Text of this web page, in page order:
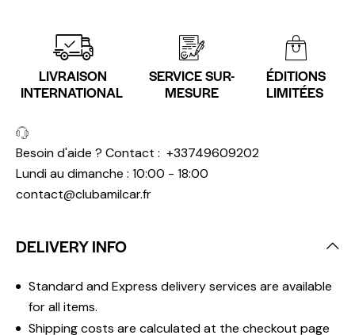
LIVRAISON
INTERNATIONAL
SERVICE SUR-
MESURE
ÉDITIONS
LIMITÉES
Besoin d'aide ? Contact : +33749609202
Lundi au dimanche : 10:00 - 18:00
contact@clubamilcar.fr
DELIVERY INFO
Standard and Express delivery services are available
for all items.
Shipping costs are calculated at the checkout page